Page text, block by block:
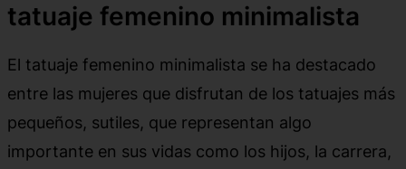
tatuaje femenino minimalista
El tatuaje femenino minimalista se ha destacado
entre las mujeres que disfrutan de los tatuajes más
pequeños, sutiles, que representan algo
importante en sus vidas como los hijos, la carrera,